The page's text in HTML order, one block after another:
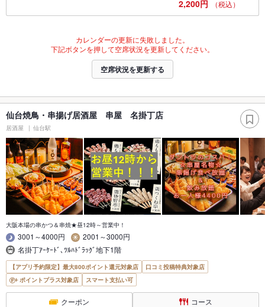
2,200円 （税込）
カレンダーの更新に失敗しました。
下記ボタンを押して空席状況を更新してください。
空席状況を更新する
仙台焼鳥・串揚げ居酒屋 串屋 名掛丁店
居酒屋 仙台駅
大阪本場の串かつ＆串焼★昼12時～営業中！
3001～4000円
2001～3000円
名掛丁ｱｰｹｰﾄﾞ､ﾂﾙﾊﾄﾞﾗｯｸﾞ地下1階
【アプリ予約限定】最大800ポイント還元対象店
口コミ投稿特典対象店
ポイントプラス対象店
スマート支払い可
クーポン コース